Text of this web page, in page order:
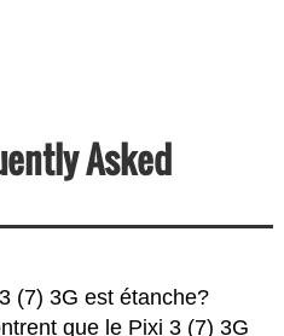
Asked
(7) 3G est étanche?
que le Pixi 3 (7) 3G